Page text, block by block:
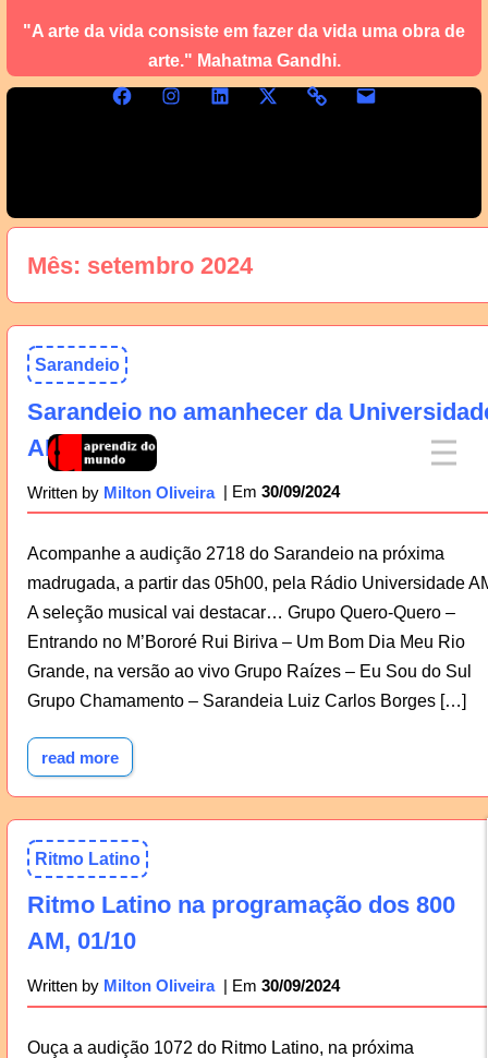
"A arte da vida consiste em fazer da vida uma obra de
arte." Mahatma Gandhi.
Mês: setembro 2024
Sarandeio
Sarandeio no amanhecer da
AM, 01/10
Written by Milton Oliveira 30/09/2024
Acompanhe a audição 2718 do Sarandeio na próxima
madrugada, a partir das 05h00, pela Rádio Universidade
A seleção musical vai destacar… Grupo Quero-Quero –
Entrando no M’Bororé Rui Biriva – Um Bom Dia Meu Rio
Grande, na versão ao vivo Grupo Raízes – Eu Sou do Sul
Grupo Chamamento – Sarandeia Luiz Carlos Borges […]
read more
Ritmo Latino
Ritmo Latino na programação dos 800
AM, 01/10
Written by Milton Oliveira 30/09/2024
Ouça a audição 1072 do Ritmo Latino, na próxima